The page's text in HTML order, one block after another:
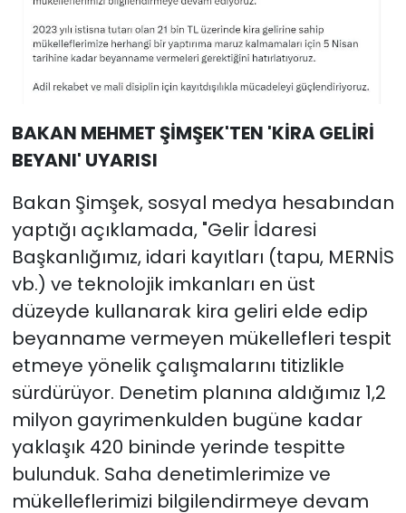
BAKAN MEHMET ŞİMŞEK'TEN 'KİRA GELİRİ
BEYANI' UYARISI
Bakan Şimşek, sosyal medya hesabından
yaptığı açıklamada, "Gelir İdaresi
Başkanlığımız, idari kayıtları (tapu, MERNİS
vb.) ve teknolojik imkanları en üst
düzeyde kullanarak kira geliri elde edip
beyanname vermeyen mükellefleri tespit
etmeye yönelik çalışmalarını titizlikle
sürdürüyor. Denetim planına aldığımız 1,2
milyon gayrimenkulden bugüne kadar
yaklaşık 420 bininde yerinde tespitte
bulunduk. Saha denetimlerimize ve
mükelleflerimizi bilgilendirmeye devam